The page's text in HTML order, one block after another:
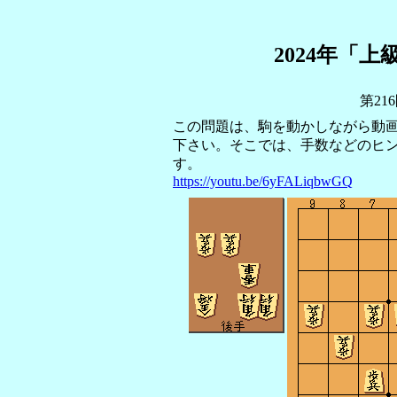
2024年「上
第
この問題は、駒を動かしながら動
下さい。そこでは、手数などのヒ
す。
https://youtu.be/6yFALiqbwGQ